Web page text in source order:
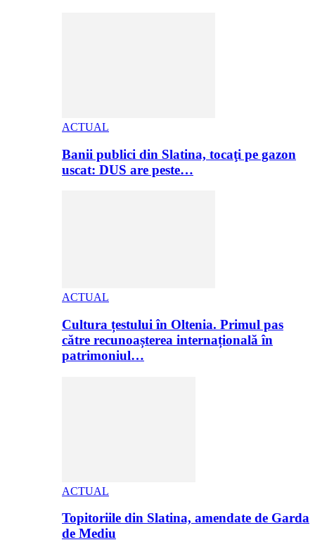
ACTUAL
Banii publici din Slatina, tocaţi pe gazon
uscat: DUS are peste…
ACTUAL
Cultura țestului în Oltenia. Primul pas
către recunoașterea internațională în
patrimoniul…
ACTUAL
Topitoriile din Slatina, amendate de Garda
de Mediu